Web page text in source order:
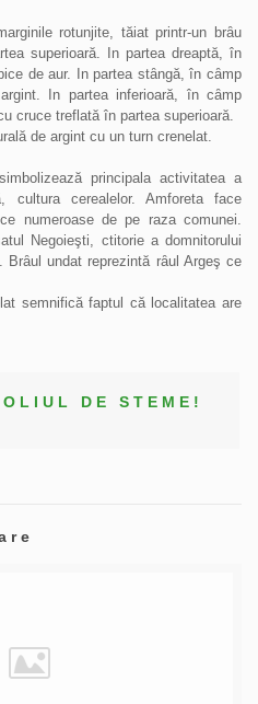
rotunjite, tăiat printr-un brȃu
superioară. In partea dreaptă, în
de aur. In partea stȃngă, în cȃmp
In partea inferioară, în cȃmp
cruce treflată în partea superioară.
de argint cu un turn crenelat.
principala activitatea a
cultura cerealelor. Amforeta face
numeroase de pe raza comunei.
Negoieşti, ctitorie a domnitorului
Brȃul undat reprezintă rȃul Argeş ce
semnifică faptul că localitatea are
DE STEME!